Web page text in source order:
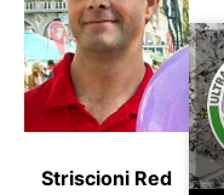
Striscioni Red